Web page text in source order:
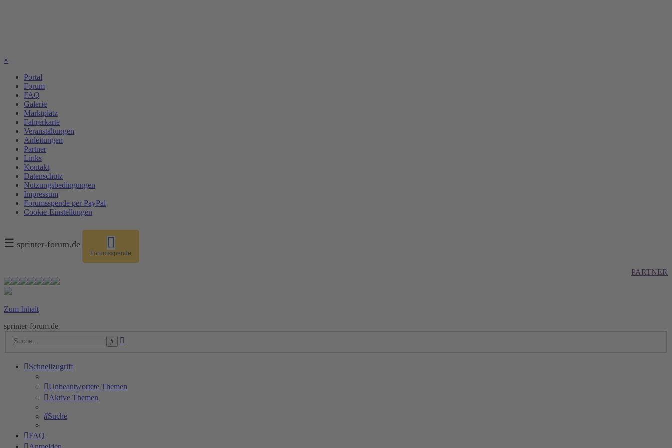
×
Portal
Forum
FAQ
Galerie
Marktplatz
Fahrerkarte
Veranstaltungen
Anleitungen
Partner
Links
Kontakt
Datenschutz
Nutzungsbedingungen
Impressum
Forumsspende per PayPal
Cookie-Einstellungen
☰ sprinter-forum.de
Forumsspende
PARTNER
Zum Inhalt
sprinter-forum.de
Suche
Schnellzugriff
Unbeantwortete Themen
Aktive Themen
Suche
FAQ